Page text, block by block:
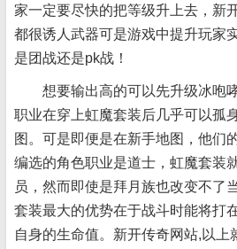
家一定要尽快的把等级升上去，新
都很诱人武器可是游戏中提升玩家
是团战还是pk战！
想要输出高的可以先升级冰咆
职业在穿上虹魔套装后几乎可以孤
图。可是即便是在新手地图，他们
编选的角色职业是道士，虹魔套装
员，然而即使是拜月族也改变不了
套装最大的优势在于战斗时能将打
自身的生命值。新开传奇网站,以上